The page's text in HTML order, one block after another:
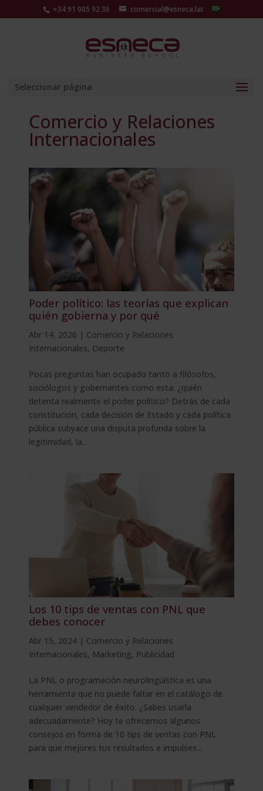
+34 91 005 92 36 comercial@esneca.lat
Seleccionar página
Comercio y Relaciones
Internacionales
Poder político: las teorías que explican
quién gobierna y por qué
Abr 14, 2026 | Comercio y Relaciones
Internacionales, Deporte
Pocas preguntas han ocupado tanto a filósofos,
sociólogos y gobernantes como esta: ¿quién
detenta realmente el poder político? Detrás de cada
constitución, cada decisión de Estado y cada política
pública subyace una disputa profunda sobre la
legitimidad, la...
Los 10 tips de ventas con PNL que
debes conocer
Abr 15, 2024| Comercio y Relaciones
Internacionales, Marketing, Publicidad
La PNL o programación neurolingüística es una
herramienta que no puede faltar en el catálogo de
cualquier vendedor de éxito. ¿Sabes usarla
adecuadamente? Hoy te ofrecemos algunos
consejos en forma de 10 tips de ventas con PNL
para que mejores tus resultados e impulses...